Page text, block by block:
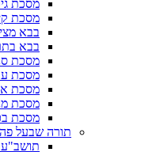
מסכת
מסכת
בבא
בבא
מסכת
מסכת
מסכת
מסכת
מסכת
תורה שבעל
תושב"ע